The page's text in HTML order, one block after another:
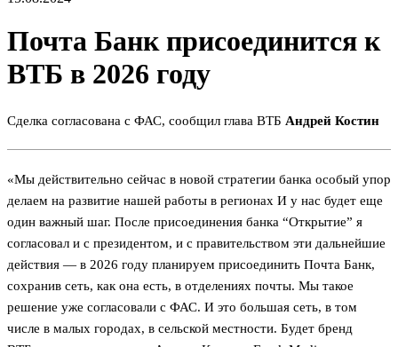
Почта Банк присоединится к
ВТБ в 2026 году
Сделка согласована с ФАС, сообщил глава ВТБ Андрей Костин
«Мы действительно сейчас в новой стратегии банка особый упор
делаем на развитие нашей работы в регионах И у нас будет еще
один важный шаг. После присоединения банка “Открытие” я
согласовал и с президентом, и с правительством эти дальнейшие
действия — в 2026 году планируем присоединить Почта Банк,
сохранив сеть, как она есть, в отделениях почты. Мы такое
решение уже согласовали с ФАС. И это большая сеть, в том
числе в малых городах, в сельской местности. Будет бренд